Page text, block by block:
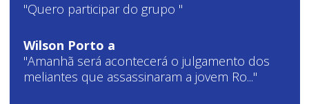
"Quero participar do grupo "
Wilson Porto a
"Amanhã será acontecerá o julgamento dos
meliantes que assassinaram a jovem Ro..."